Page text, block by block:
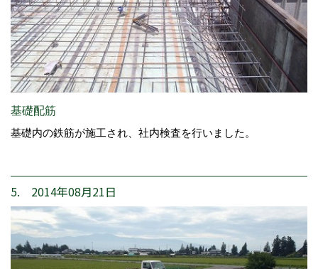
基礎配筋
基礎内の鉄筋が施工され、社内検査を行いました。
5. 2014年08月21日